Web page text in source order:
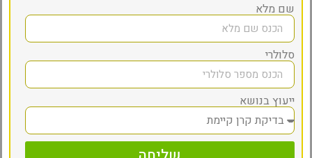
שם מלא
סלולרי
ייעוץ בנושא